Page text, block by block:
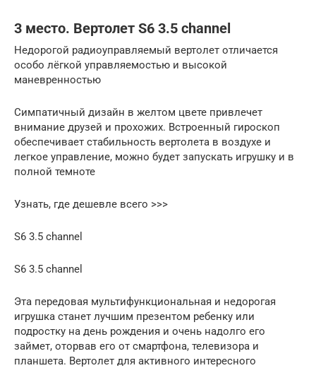
3 место. Вертолет S6 3.5 channel
Недорогой радиоуправляемый вертолет отличается
особо лёгкой управляемостью и высокой
маневренностью
Симпатичный дизайн в желтом цвете привлечет
внимание друзей и прохожих. Встроенный гироскоп
обеспечивает стабильность вертолета в воздухе и
легкое управление, можно будет запускать игрушку и в
полной темноте
Узнать, где дешевле всего >>>
S6 3.5 channel
S6 3.5 channel
Эта передовая мультифункциональная и недорогая
игрушка станет лучшим презентом ребенку или
подростку на день рождения и очень надолго его
займет, оторвав его от смартфона, телевизора и
планшета. Вертолет для активного интересного